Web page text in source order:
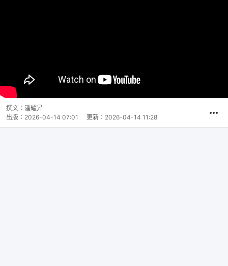
撰文： 潘耀昇
出版： 2026-04-14 07:01 更新： 2026-04-14 11:28